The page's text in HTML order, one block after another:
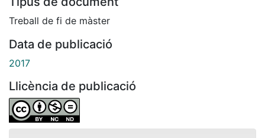
Treball de fi de màster
Data de publicació
2017
Llicència de publicació